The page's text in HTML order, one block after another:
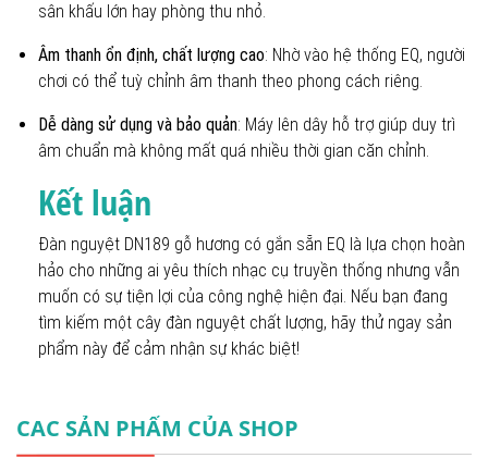
sân khấu lớn hay phòng thu nhỏ.
Âm thanh ổn định, chất lượng cao: Nhờ vào hệ thống EQ, người
chơi có thể tuỳ chỉnh âm thanh theo phong cách riêng.
Dễ dàng sử dụng và bảo quản: Máy lên dây hỗ trợ giúp duy trì
âm chuẩn mà không mất quá nhiều thời gian căn chỉnh.
Kết luận
Đàn nguyệt DN189 gỗ hương có gắn sẵn EQ là lựa chọn hoàn
hảo cho những ai yêu thích nhạc cụ truyền thống nhưng vẫn
muốn có sự tiện lợi của công nghệ hiện đại. Nếu bạn đang
tìm kiếm một cây đàn nguyệt chất lượng, hãy thử ngay sản
phẩm này để cảm nhận sự khác biệt!
CAC SẢN PHẨM CỦA SHOP